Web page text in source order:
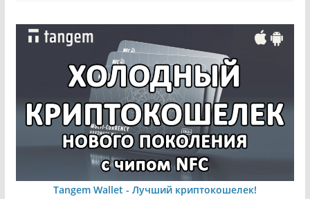
Tangem Wallet - Лучший криптокошелек!